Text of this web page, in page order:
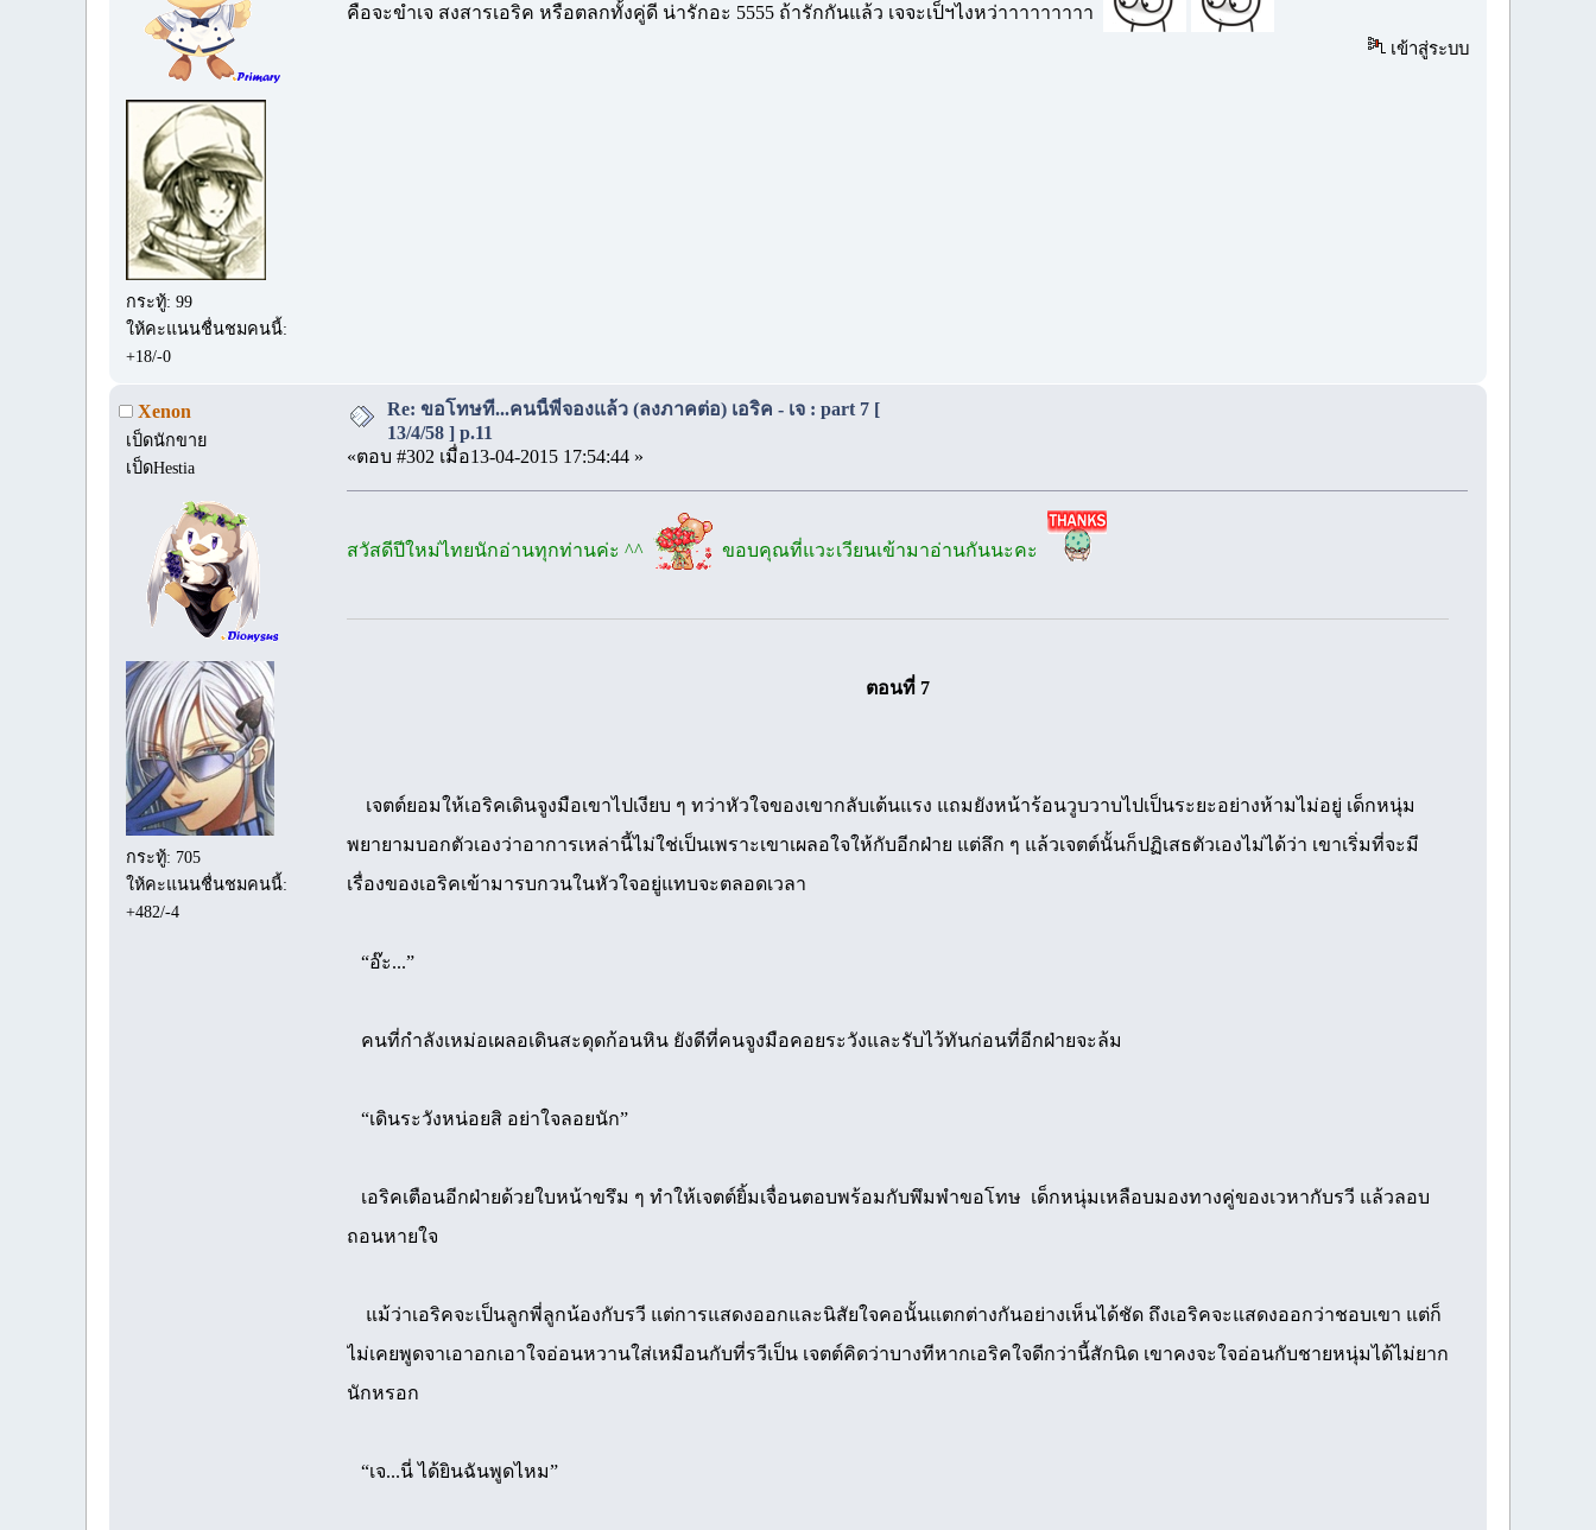
กระทู้: 99
ให้คะแนนชื่นชมคนนี้:
+18/-0
คือจะขำเจ สงสารเอริค หรือตลกทั้งคู่ดี น่ารักอะ 5555 ถ้ารักกันแล้ว เจจะเป็ฯไงหว่าาาาาาาาา
เข้าสู่ระบบ
Xenon
เป็ดนักขาย
เป็ดHestia
กระทู้: 705
ให้คะแนนชื่นชมคนนี้:
+482/-4
Re: ขอโทษที...คนนี้พี่จองแล้ว (ลงภาคต่อ) เอริค - เจ : part 7 [
13/4/58 ] p.11
«ตอบ #302 เมื่อ13-04-2015 17:54:44 »
สวัสดีปีใหม่ไทยนักอ่านทุกท่านค่ะ ^^ ขอบคุณที่แวะเวียนเข้ามาอ่านกันนะคะ
ตอนที่ 7
เจตต์ยอมให้เอริคเดินจูงมือเขาไปเงียบ ๆ ทว่าหัวใจของเขากลับเต้นแรง แถมยังหน้าร้อนวูบวาบไปเป็นระยะอย่างห้ามไม่อยู่ เด็กหนุ่ม
พยายามบอกตัวเองว่าอาการเหล่านี้ไม่ใช่เป็นเพราะเขาเผลอใจให้กับอีกฝ่าย แต่ลึก ๆ แล้วเจตต์นั้นก็ปฏิเสธตัวเองไม่ได้ว่า เขาเริ่มที่จะมี
เรื่องของเอริคเข้ามารบกวนในหัวใจอยู่แทบจะตลอดเวลา
“อ๊ะ...”
คนที่กำลังเหม่อเผลอเดินสะดุดก้อนหิน ยังดีที่คนจูงมือคอยระวังและรับไว้ทันก่อนที่อีกฝ่ายจะล้ม
“เดินระวังหน่อยสิ อย่าใจลอยนัก”
เอริคเตือนอีกฝ่ายด้วยใบหน้าขรึม ๆ ทำให้เจตต์ยิ้มเจื่อนตอบพร้อมกับพึมพำขอโทษ เด็กหนุ่มเหลือบมองทางคู่ของเวหากับรวี แล้วลอบ
ถอนหายใจ
แม้ว่าเอริคจะเป็นลูกพี่ลูกน้องกับรวี แต่การแสดงออกและนิสัยใจคอนั้นแตกต่างกันอย่างเห็นได้ชัด ถึงเอริคจะแสดงออกว่าชอบเขา แต่ก็
ไม่เคยพูดจาเอาอกเอาใจอ่อนหวานใส่เหมือนกับที่รวีเป็น เจตต์คิดว่าบางทีหากเอริคใจดีกว่านี้สักนิด เขาคงจะใจอ่อนกับชายหนุ่มได้ไม่ยาก
นักหรอก
“เจ...นี่ ได้ยินฉันพูดไหม”